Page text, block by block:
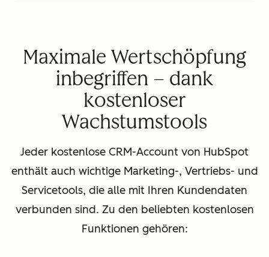
Maximale Wertschöpfung
inbegriffen – dank
kostenloser
Wachstumstools
Jeder kostenlose CRM-Account von HubSpot
enthält auch wichtige Marketing-, Vertriebs- und
Servicetools, die alle mit Ihren Kundendaten
verbunden sind. Zu den beliebten kostenlosen
Funktionen gehören: